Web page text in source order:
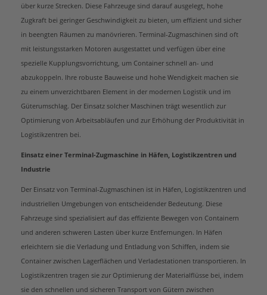
über kurze Strecken. Diese Fahrzeuge sind darauf ausgelegt, hohe
Zugkraft bei geringer Geschwindigkeit zu bieten, um effizient und sicher
in beengten Räumen zu manövrieren. Terminal-Zugmaschinen sind oft
mit leistungsstarken Motoren ausgestattet und verfügen über eine
spezielle Kupplungsvorrichtung, um Container schnell an- und
abzukoppeln. Ihre robuste Bauweise und hohe Wendigkeit machen sie
zu einem unverzichtbaren Element in der modernen Logistik und im
Güterumschlag. Der Einsatz solcher Maschinen trägt wesentlich zur
Optimierung von Arbeitsabläufen und zur Erhöhung der Produktivität in
Logistikzentren bei.
Einsatz einer Terminal-Zugmaschine in Häfen, Logistikzentren und
Industrie
Der Einsatz von Terminal-Zugmaschinen ist in Häfen, Logistikzentren und
industriellen Umgebungen von entscheidender Bedeutung. Diese
Fahrzeuge sind spezialisiert auf das effiziente Bewegen von Containern
und anderen schweren Lasten über kurze Entfernungen. In Häfen
erleichtern sie die Verladung und Entladung von Schiffen, indem sie
Container zwischen Lagerflächen und Verladestationen transportieren. In
Logistikzentren tragen sie zur Optimierung der Materialflüsse bei, indem
sie den schnellen und sicheren Transport von Gütern zwischen